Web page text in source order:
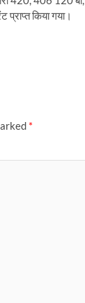
प्राप्त किया गया।
*